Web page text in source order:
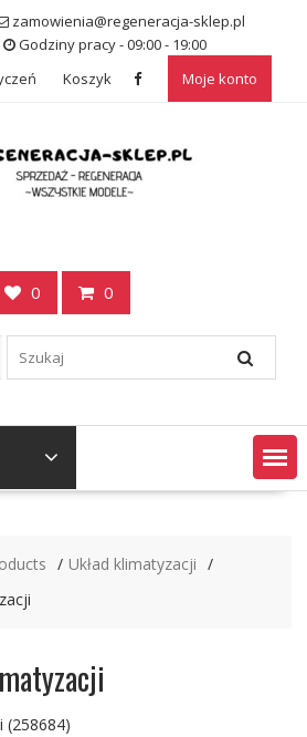
zamowienia@regeneracja-sklep.pl
Godziny pracy - 09:00 - 19:00
Koszyk Moje konto
0 0
Układ klimatyzacji
(258684)